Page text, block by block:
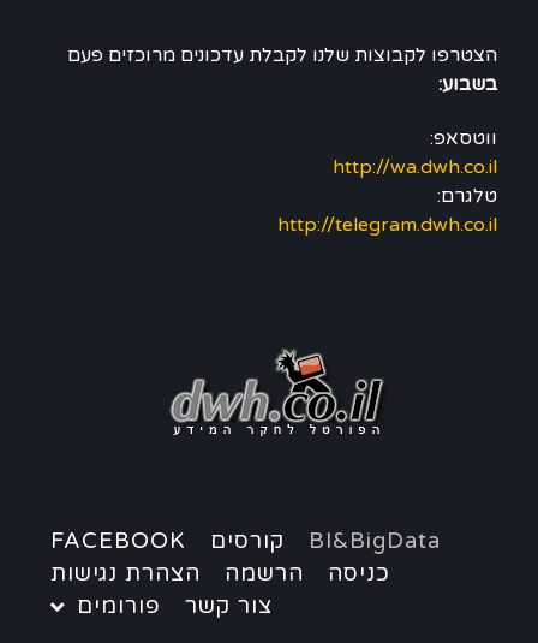
הצטרפו לקבוצות שלנו לקבלת עדכונים מרוכזים פעם
בשבוע:
ווטסאפ:
http://wa.dwh.co.il
טלגרם:
http://telegram.dwh.co.il
BI&BigData קורסים
FACEBOOK
כניסה
הרשמה
הצהרת נגישות
צור קשר
פורומים